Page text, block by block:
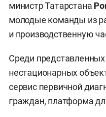
министр Татарстана
молодые команды из
и производственную
Среди
нестационарных
сервис первичной
граждан, платформа